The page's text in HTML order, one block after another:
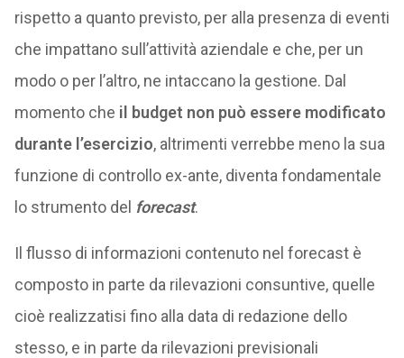
rispetto a quanto previsto, per alla presenza di eventi
che impattano sull’attività aziendale e che, per un
modo o per l’altro, ne intaccano la gestione. Dal
momento che il budget non può essere modificato
durante l’esercizio, altrimenti verrebbe meno la sua
funzione di controllo ex-ante, diventa fondamentale
lo strumento del forecast.
Il flusso di informazioni contenuto nel forecast è
composto in parte da rilevazioni consuntive, quelle
cioè realizzatisi fino alla data di redazione dello
stesso, e in parte da rilevazioni previsionali